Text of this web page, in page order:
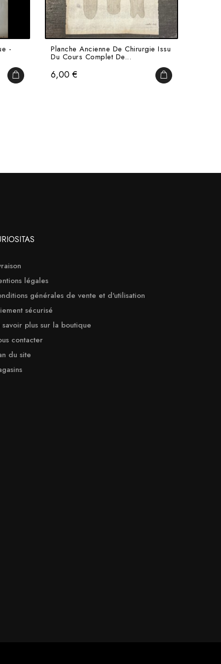
-
AJOUTER AU PANIER
Planche Ancienne De Chirurgie Issu
Du Cours Complet De...
Prix
6,00 € AJOUTER AU
légales
générales de vente et d'utilisation
sécurisé
savoir plus sur la boutique
contacter
du site